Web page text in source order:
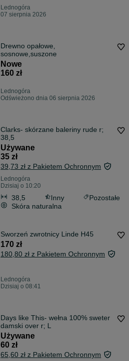
Lednogóra
07 sierpnia 2026
Drewno opałowe,
sosnowe,suszone
Nowe
160 zł
Lednogóra
Odświeżono dnia 06 sierpnia 2026
Clarks- skórzane baleriny rude r;
38,5
Używane
35 zł
39,73 zł z Pakietem Ochronnym
Lednogóra
Dzisiaj o 10:20
38,5 Inny
Pozostałe
Skóra naturalna
Sworzeń zwrotnicy Linde H45
170 zł
180,80 zł z Pakietem Ochronnym
Lednogóra
Dzisiaj o 08:41
Days like This- wełna 100% sweter
damski over r; L
Używane
60 zł
65,60 zł z Pakietem Ochronnym